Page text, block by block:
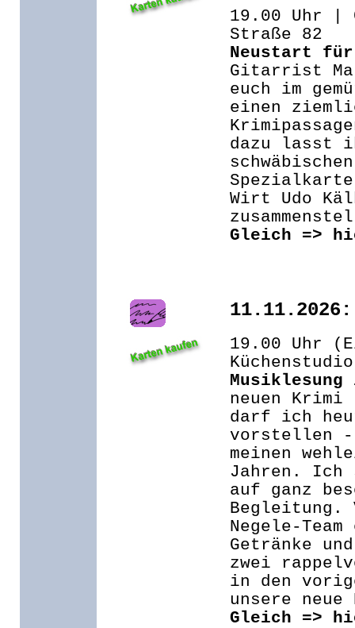
19.00 Uhr |
Straße 82
Neustart
Gitarrist
euch im
einen
dazu lasst
Wirt Udo
Gleich =>
11.11.2026:
19.00 Uhr
Musiklesung
neuen Krimi
darf ich
vorstellen
meinen
Jahren. Ich
auf ganz
Begleitung.
Negele-
Getränke
zwei
in den
unsere neue
Gleich =>